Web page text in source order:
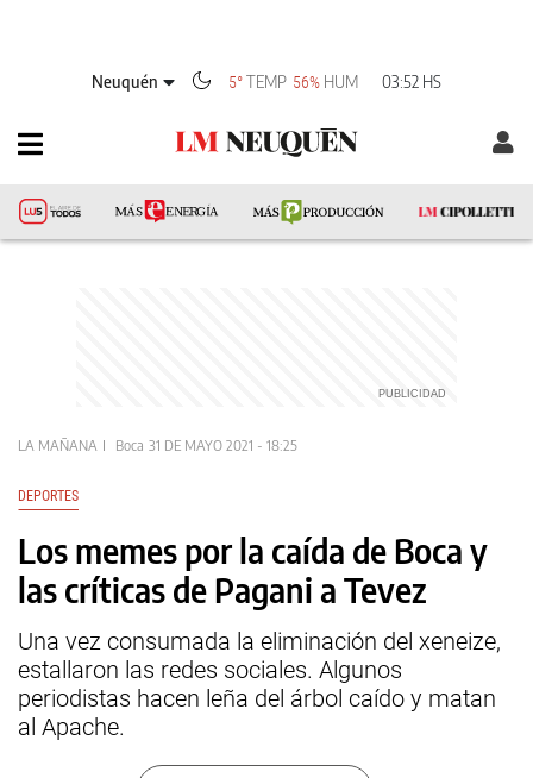
Neuquén 5°TEMP 56% HUM 03:52 HS
LA MAÑANA Boca 31 DE MAYO 2021 - 18:25
DEPORTES
Los memes por la caída de Boca y
las críticas de Pagani a Tevez
Una vez consumada la eliminación del xeneize,
estallaron las redes sociales. Algunos
periodistas hacen leña del árbol caído y matan
al Apache.